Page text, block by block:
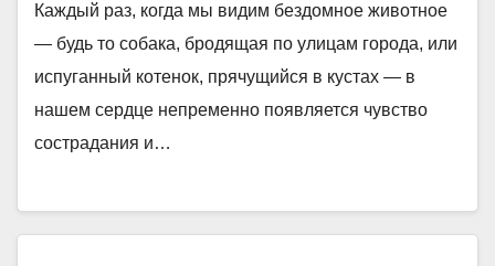
Каждый раз, когда мы видим бездомное животное
— будь то собака, бродящая по улицам города, или
испуганный котенок, прячущийся в кустах — в
нашем сердце непременно появляется чувство
сострадания и…